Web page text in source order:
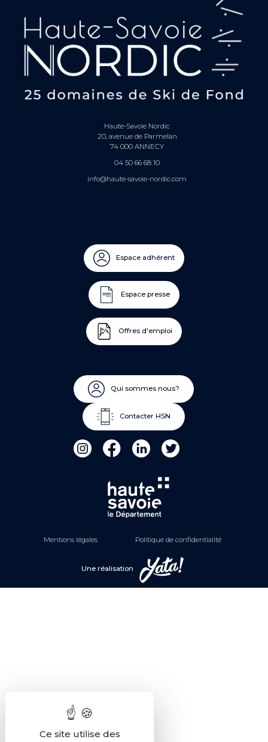
Haute-Savoie Nordic
20, avenue de Parmelan
74 000 ANNECY
04 50 66 68 10
info@haute-savoie-nordic.com
Espace adhérent
Espace presse
Offres d'emploi
Qui sommes nous?
Contacter HSN
Mentions légales Politique de confidentialité
Une réalisation
Ce site utilise des